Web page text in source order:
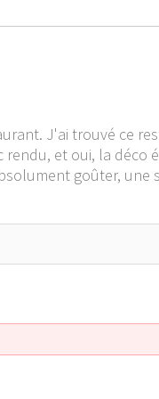
J'ai trouvé ce
et oui, la
goûter, une